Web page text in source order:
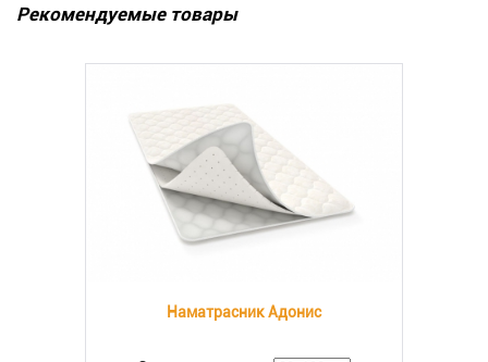
Рекомендуемые товары
Наматрасник Адонис